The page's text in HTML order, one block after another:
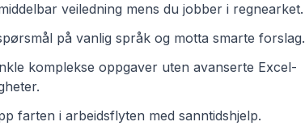
veiledning mens du jobber i regnearket.
på vanlig språk og motta smarte forslag.
komplekse oppgaver uten avanserte Excel-
farten i arbeidsflyten med sanntidshjelp.